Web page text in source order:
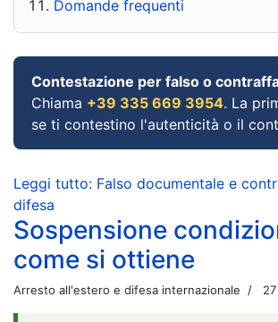
Domande frequenti
Contestazione per falso o
Chiama +39 335 669 3954. La
se ti contestino l'autenticità o il
Leggi tutto: Falso documentale e
difesa
Sospensione
come si ottiene
Arresto all'estero e difesa internazionale